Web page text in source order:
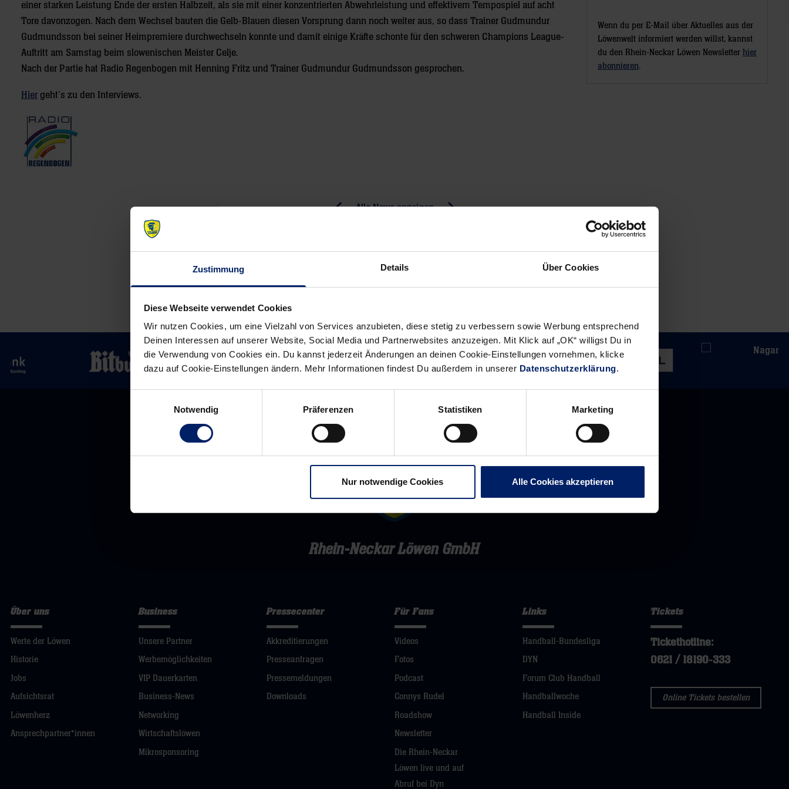
Zustimmung Details Über Cookies
Diese Webseite verwendet Cookies
Wir nutzen Cookies, um eine Vielzahl von Services anzubieten, diese stetig zu verbessern sowie Werbung entsprechend
Deinen Interessen auf unserer Website, Social Media und Partnerwebsites anzuzeigen. Mit Klick auf „OK“ willigst Du in
die Verwendung von Cookies ein. Du kannst jederzeit Änderungen an deinen Cookie-Einstellungen vornehmen, klicke
dazu auf Cookie-Einstellungen ändern. Mehr Informationen findest Du außerdem in unserer Datenschutzerklärung.
Notwendig
Präferenzen Statistiken Marketing
Nur notwendige Cookies Alle Cookies akzeptieren
einer starken Leistung Ende der ersten Halbzeit, als sie mit einer konzentrierten Abwehrleistung und effektivem Tempospiel auf acht
Tore davonzogen. Nach dem Wechsel bauten die Gelb-Blauen diesen Vorsprung dann noch weiter aus, so dass Trainer Gudmundur
Gudmundsson bei seiner Heimpremiere durchwechseln konnte und damit einige Kräfte schonte für den schweren Champions League-
Auftritt am Samstag beim slowenischen Meister Celje.
Nach der Partie hat Radio Regenbogen mit Henning Fritz und Trainer Gudmundur Gudmundsson gesprochen.
Hier geht’s zu den Interviews.
Wenn du per E-Mail über Aktuelles aus der
Löwenwelt informiert werden willst, kannst
du den Rhein-Neckar Löwen Newsletter hier
abonnieren.
Ungefährdeter
Alle News anzeigen
Löwen
Rhein-Neckar Löwen GmbH
Über uns
Werte der Löwen
Historie
Jobs
Aufsichtsrat
Löwenherz
Ansprechpartner*innen
Business
Unsere Partner
Werbemöglichkeiten
VIP Dauerkarten
Business-News
Networking
Wirtschaftslöwen
Mikrosponsoring
Pressecenter
Akkreditierungen
Presseanfragen
Pressemeldungen
Downloads
Für Fans
Videos
Fotos
Podcast
Connys Rudel
Roadshow
Newsletter
Die Rhein-Neckar
Löwen live und auf
Abruf bei Dyn
Links
Handball-Bundesliga
DYN
Forum Club Handball
Handballwoche
Handball Inside
Tickets
Tickethotline:
0621 / 18190-333
Online Tickets bestellen